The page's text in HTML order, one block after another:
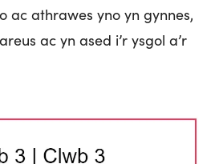
ac athrawes yno yn gynnes,
ac yn ased i’r ysgol a’r